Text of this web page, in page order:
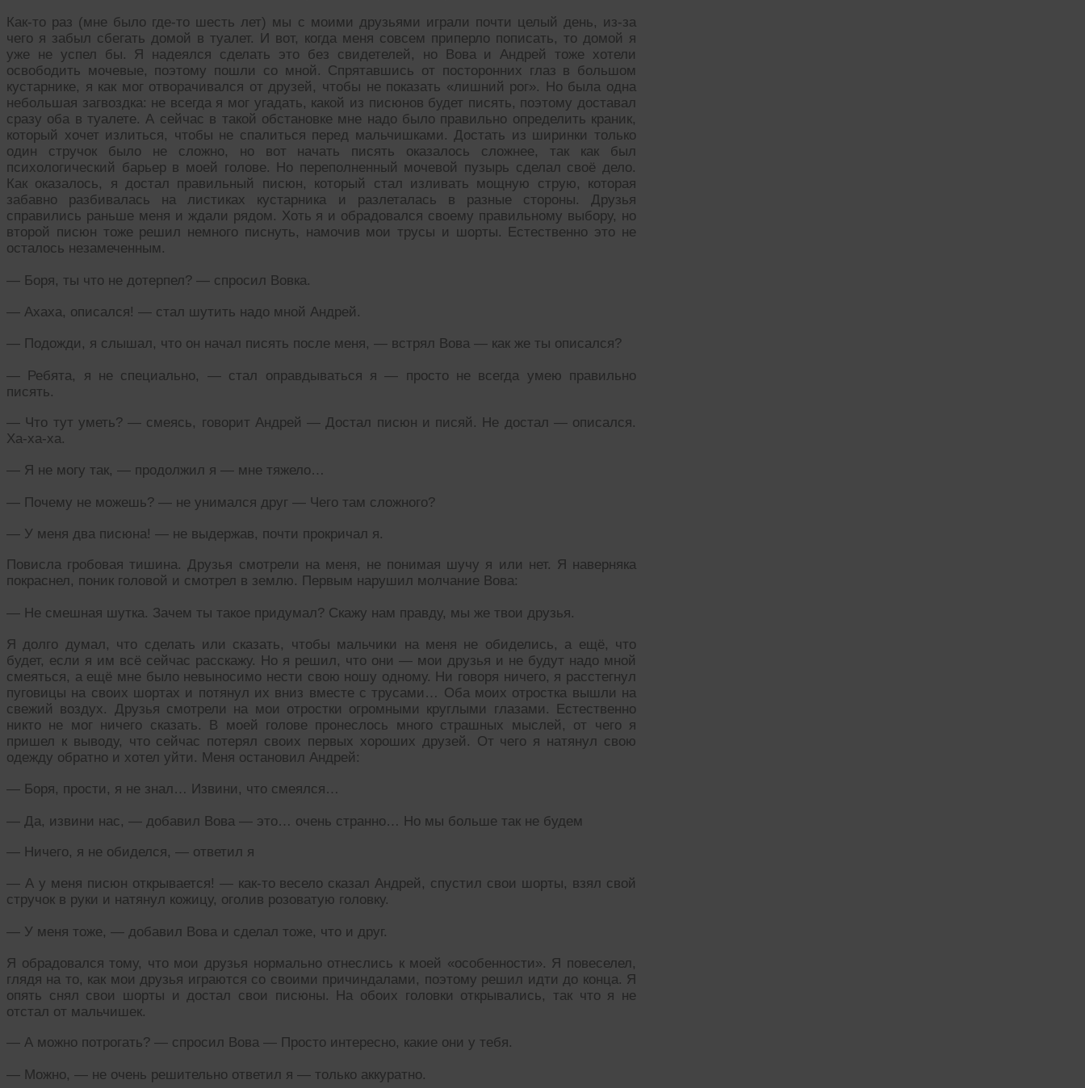
Как-то раз (мне было где-то шесть лет) мы с моими друзьями играли почти целый день, из-за
чего я забыл сбегать домой в туалет. И вот, когда меня совсем приперло пописать, то домой я
уже не успел бы. Я надеялся сделать это без свидетелей, но Вова и Андрей тоже хотели
освободить мочевые, поэтому пошли со мной. Спрятавшись от посторонних глаз в большом
кустарнике, я как мог отворачивался от друзей, чтобы не показать «лишний рог». Но была одна
небольшая загвоздка: не всегда я мог угадать, какой из писюнов будет писять, поэтому доставал
сразу оба в туалете. А сейчас в такой обстановке мне надо было правильно определить краник,
который хочет излиться, чтобы не спалиться перед мальчишками. Достать из ширинки только
один стручок было не сложно, но вот начать писять оказалось сложнее, так как был
психологический барьер в моей голове. Но переполненный мочевой пузырь сделал своё дело.
Как оказалось, я достал правильный писюн, который стал изливать мощную струю, которая
забавно разбивалась на листиках кустарника и разлеталась в разные стороны. Друзья
справились раньше меня и ждали рядом. Хоть я и обрадовался своему правильному выбору, но
второй писюн тоже решил немного писнуть, намочив мои трусы и шорты. Естественно это не
осталось незамеченным.
— Боря, ты что не дотерпел? — спросил Вовка.
— Ахаха, описался! — стал шутить надо мной Андрей.
— Подожди, я слышал, что он начал писять после меня, — встрял Вова — как же ты описался?
— Ребята, я не специально, — стал оправдываться я — просто не всегда умею правильно
писять.
— Что тут уметь? — смеясь, говорит Андрей — Достал писюн и писяй. Не достал — описался.
Ха-ха-ха.
— Я не могу так, — продолжил я — мне тяжело…
— Почему не можешь? — не унимался друг — Чего там сложного?
— У меня два писюна! — не выдержав, почти прокричал я.
Повисла гробовая тишина. Друзья смотрели на меня, не понимая шучу я или нет. Я наверняка
покраснел, поник головой и смотрел в землю. Первым нарушил молчание Вова:
— Не смешная шутка. Зачем ты такое придумал? Скажу нам правду, мы же твои друзья.
Я долго думал, что сделать или сказать, чтобы мальчики на меня не обиделись, а ещё, что
будет, если я им всё сейчас расскажу. Но я решил, что они — мои друзья и не будут надо мной
смеяться, а ещё мне было невыносимо нести свою ношу одному. Ни говоря ничего, я расстегнул
пуговицы на своих шортах и потянул их вниз вместе с трусами… Оба моих отростка вышли на
свежий воздух. Друзья смотрели на мои отростки огромными круглыми глазами. Естественно
никто не мог ничего сказать. В моей голове пронеслось много страшных мыслей, от чего я
пришел к выводу, что сейчас потерял своих первых хороших друзей. От чего я натянул свою
одежду обратно и хотел уйти. Меня остановил Андрей:
— Боря, прости, я не знал… Извини, что смеялся…
— Да, извини нас, — добавил Вова — это… очень странно… Но мы больше так не будем
— Ничего, я не обиделся, — ответил я
— А у меня писюн открывается! — как-то весело сказал Андрей, спустил свои шорты, взял свой
стручок в руки и натянул кожицу, оголив розоватую головку.
— У меня тоже, — добавил Вова и сделал тоже, что и друг.
Я обрадовался тому, что мои друзья нормально отнеслись к моей «особенности». Я повеселел,
глядя на то, как мои друзья играются со своими причиндалами, поэтому решил идти до конца. Я
опять снял свои шорты и достал свои писюны. На обоих головки открывались, так что я не
отстал от мальчишек.
— А можно потрогать? — спросил Вова — Просто интересно, какие они у тебя.
— Можно, — не очень решительно ответил я — только аккуратно.